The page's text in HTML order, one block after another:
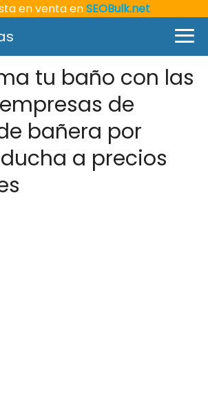
en venta enSEOBulk.net
tu baño con las
de
bañera por
a precios